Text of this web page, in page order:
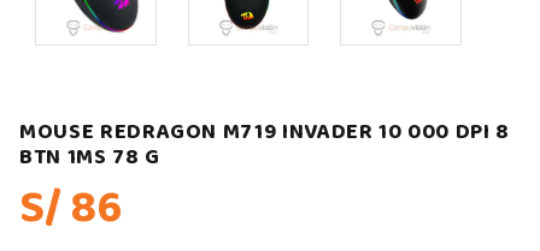
MOUSE REDRAGON M719 INVADER 10 000 DPI 8
BTN 1MS 78 G
S/ 86